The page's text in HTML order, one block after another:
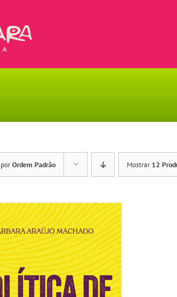
Ordem Padrão Mostrar 12